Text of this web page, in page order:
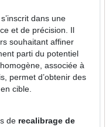
s’inscrit dans une
et de précision. Il
souhaitant affiner
parti du potentiel
associée à
permet d’obtenir des
cible.
de recalibrage de